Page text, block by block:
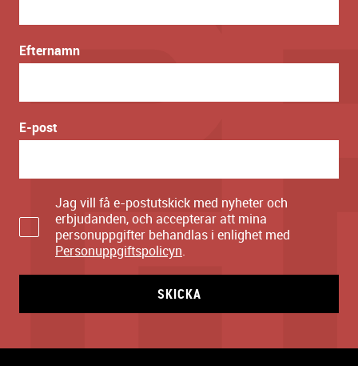
Efternamn
E-post
Jag vill få e-postutskick med nyheter och
erbjudanden, och accepterar att mina
personuppgifter behandlas i enlighet med
Personuppgiftspolicyn.
SKICKA